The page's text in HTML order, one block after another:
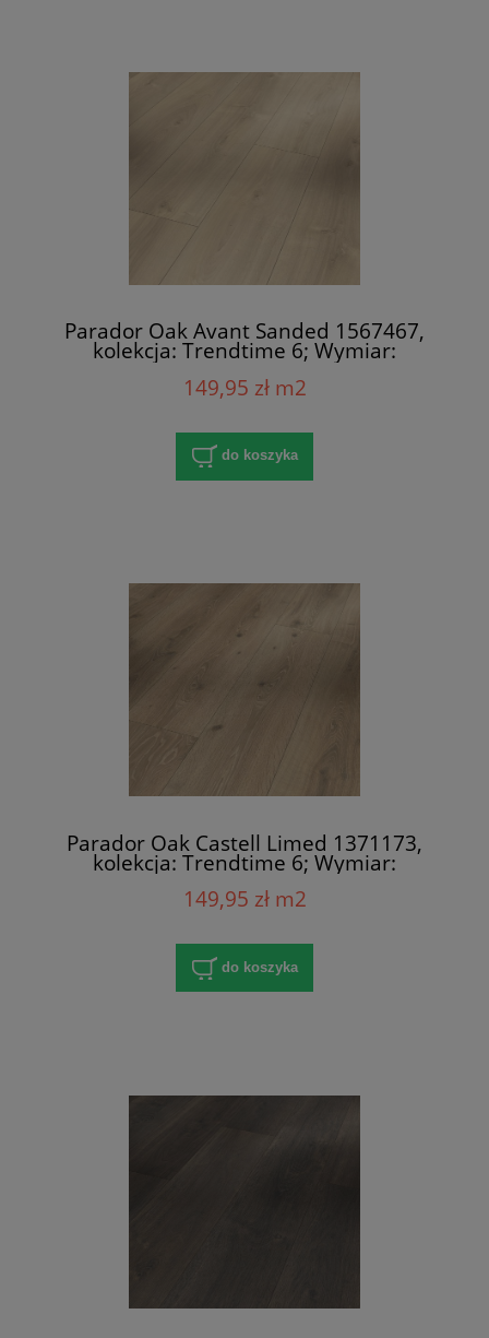
Parador Oak Avant Sanded 1567467,
kolekcja: Trendtime 6; Wymiar:
9x243x2200 mm; AC5/32; V-Fuga x 4
149,95 zł m2
do koszyka
Parador Oak Castell Limed 1371173,
kolekcja: Trendtime 6; Wymiar:
9x243x2200 mm; AC5/32; V-Fuga x 4
149,95 zł m2
do koszyka